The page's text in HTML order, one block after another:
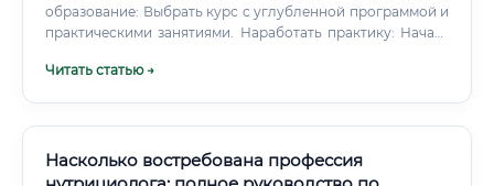
образование: Выбрать курс с углубленной программой и
практическими занятиями. Наработать практику: Начать
друзей и знакомых, чтобы собрать первые кейсы и
Читать статью →
Насколько востребована профессия